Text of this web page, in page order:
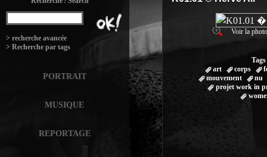
> recherche avancée
> Recherche par tags
PORTRAIT
MUSIQUE
REPORTAGE
Voir la
art
corps
mouvement
nu
projet work in